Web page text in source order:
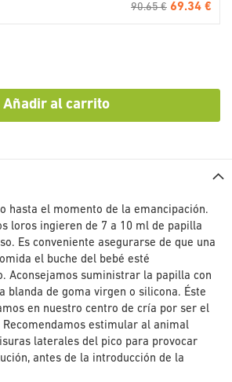
90.65 € 69.34 €
Añadir al carrito
hasta el momento de la emancipación.
loros ingieren de 7 a 10 ml de papilla
Es conveniente asegurarse de que una
el buche del bebé esté
Aconsejamos suministrar la papilla con
blanda de goma virgen o silicona. Éste
en nuestro centro de cría por ser el
estimular al animal
laterales del pico para provocar
antes de la introducción de la